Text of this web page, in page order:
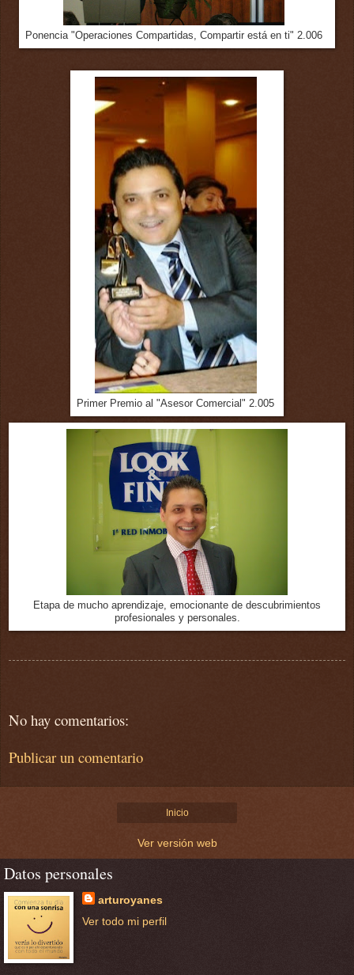
Ponencia "Operaciones Compartidas, Compartir está en ti" 2.006
Primer Premio al "Asesor Comercial" 2.005
Etapa de mucho aprendizaje, emocionante de descubrimientos
profesionales y personales.
No hay comentarios:
Publicar un comentario
Inicio
Ver versión web
Datos personales
arturoyanes
Ver todo mi perfil